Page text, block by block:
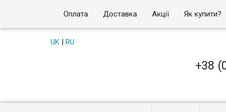
Оплата Доставка Акції Як купити?
UK| RU
+38